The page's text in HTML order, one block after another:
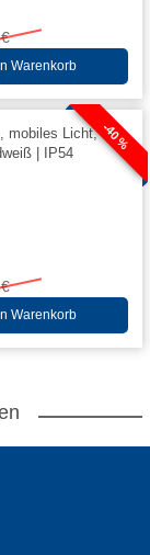
Warenkorb
-40 %
mobiles Licht,
| IP54
Warenkorb